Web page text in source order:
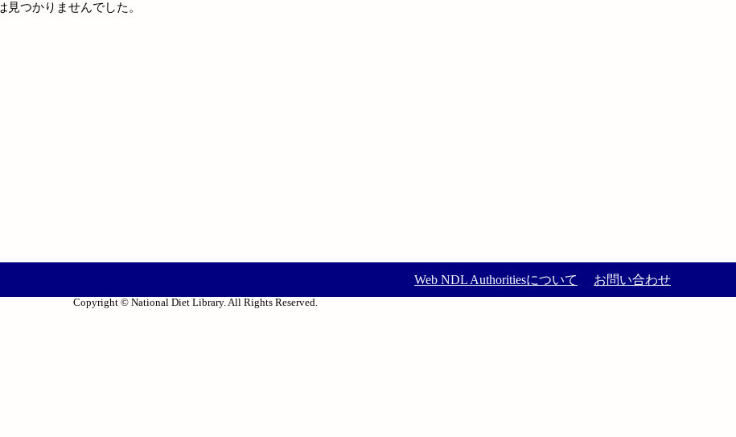
見つかりませんでした。
Web NDL Authoritiesについて お問い合わせ
Copyright © National Diet Library. All Rights Reserved.